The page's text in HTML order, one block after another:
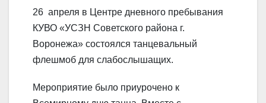
26 апреля в Центре дневного пребывания
КУВО «УСЗН Советского района г.
Воронежа» состоялся танцевальный
флешмоб для слабослышащих.
Мероприятие было приурочено к